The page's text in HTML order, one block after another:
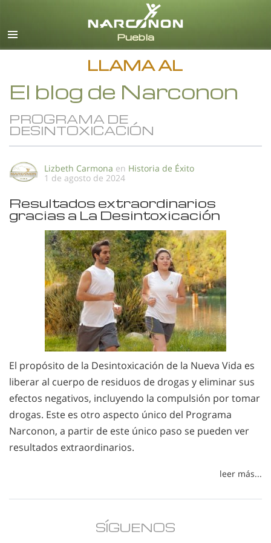
Español
Todas las Regiones/Idiomas
LLAMA AL
El blog de Narconon
PROGRAMA DE
DESINTOXICACIÓN
Lizbeth Carmona en Historia de Éxito
1 de agosto de 2024
Resultados extraordinarios
gracias a La Desintoxicación
El propósito de la Desintoxicación de la Nueva Vida es
liberar al cuerpo de residuos de drogas y eliminar sus
efectos negativos, incluyendo la compulsión por tomar
drogas. Este es otro aspecto único del Programa
Narconon, a partir de este único paso se pueden ver
resultados extraordinarios.
leer más...
SÍGUENOS